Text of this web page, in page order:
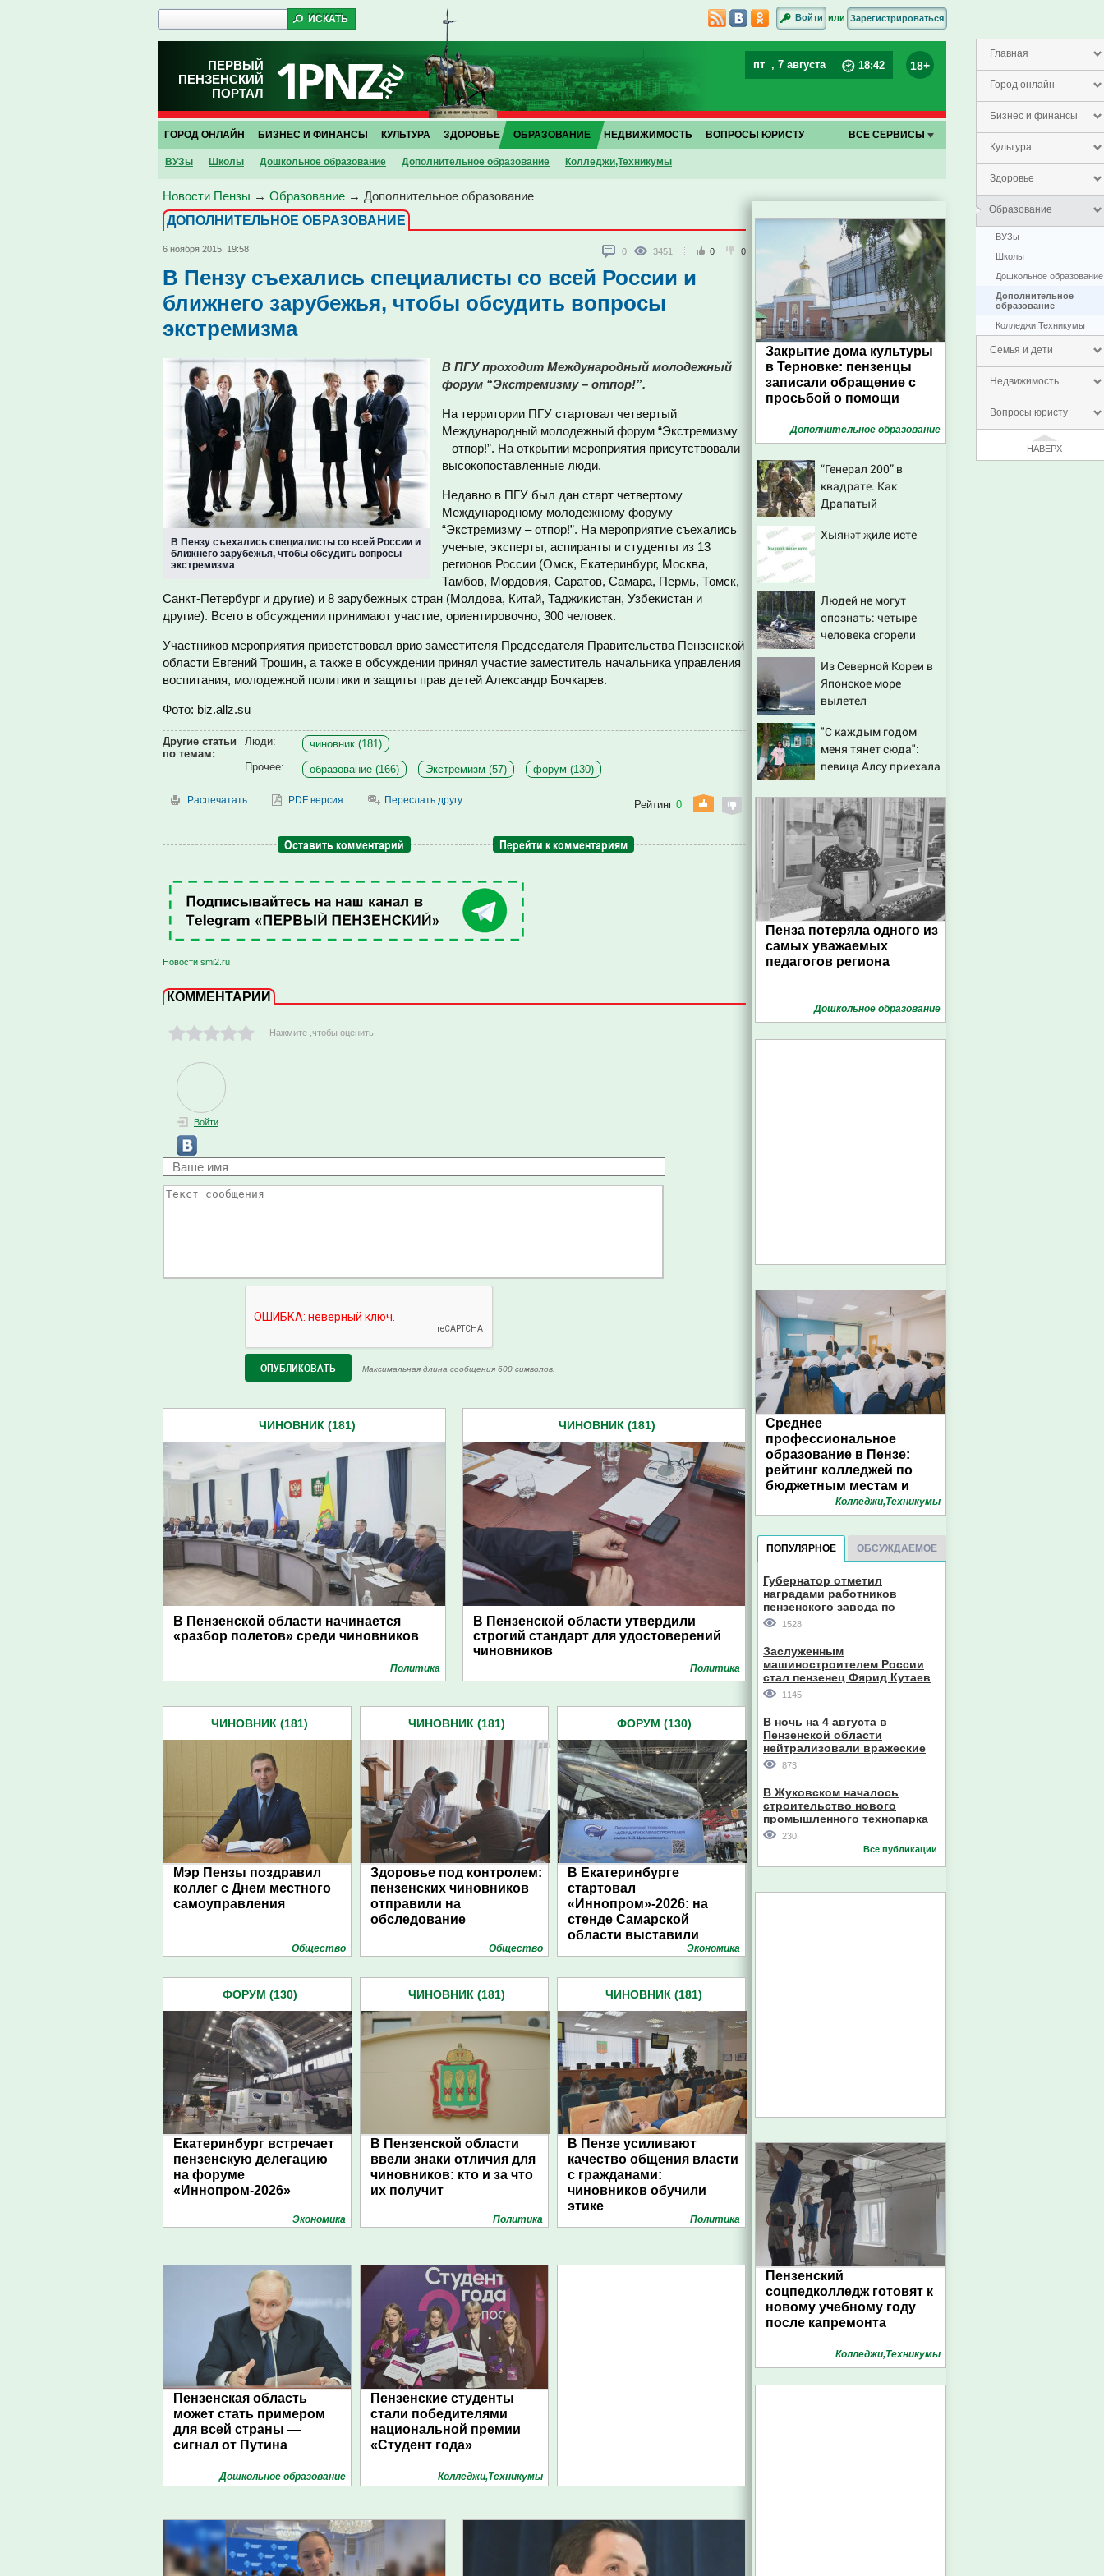
Главная
Город онлайн
Бизнес и финансы
Культура
Здоровье
Образование
ВУЗы
Школы
Дошкольное образование
Дополнительное
образование
Колледжи,Техникумы
Семья и дети
Недвижимость
Вопросы юристу
НАВЕРХ
Войти или Зарегистрироваться
ПЕРВЫЙ
ПЕНЗЕНСКИЙ
ПОРТАЛ
пт , 7 августа 18:42 18+
ГОРОД ОНЛАЙН БИЗНЕС И ФИНАНСЫ КУЛЬТУРА ЗДОРОВЬЕ ОБРАЗОВАНИЕ
ВУЗы Школы Дошкольное образование Дополнительное образование Колледжи,Техникумы
НЕДВИЖИМОСТЬ ВОПРОСЫ ЮРИСТУ ВСЕ СЕРВИСЫ
Новости Пензы → Образование → Дополнительное образование
ДОПОЛНИТЕЛЬНОЕ ОБРАЗОВАНИЕ
6 ноября 2015, 19:58 0 3451 0 0
В Пензу съехались специалисты со всей России и
ближнего зарубежья, чтобы обсудить вопросы
экстремизма
В Пензу съехались специалисты со всей России и
ближнего зарубежья, чтобы обсудить вопросы
экстремизма
В ПГУ проходит Международный молодежный
форум “Экстремизму – отпор!”.
На территории ПГУ стартовал четвертый
Международный молодежный форум “Экстремизму
– отпор!”. На открытии мероприятия присутствовали
высокопоставленные люди.
Недавно в ПГУ был дан старт четвертому
Международному молодежному форуму
“Экстремизму – отпор!”. На мероприятие съехались
ученые, эксперты, аспиранты и студенты из 13
регионов России (Омск, Екатеринбург, Москва,
Тамбов, Мордовия, Саратов, Самара, Пермь, Томск,
Санкт-Петербург и другие) и 8 зарубежных стран (Молдова, Китай, Таджикистан, Узбекистан и
другие). Всего в обсуждении принимают участие, ориентировочно, 300 человек.
Участников мероприятия приветствовал врио заместителя Председателя Правительства Пензенской
области Евгений Трошин, а также в обсуждении принял участие заместитель начальника управления
воспитания, молодежной политики и защиты прав детей Александр Бочкарев.
Фото: biz.allz.su
Другие статьи
по темам:
Люди:
чиновник (181)
Прочее:
образование (166) Экстремизм (57) форум (130)
Распечатать PDF версия Переслать другу Рейтинг 0
Оставить комментарий Перейти к комментариям
Новости smi2.ru
КОММЕНТАРИИ
- Нажмите ,чтобы оценить
Войти
Максимальная длина сообщения 600 символов.
ЧИНОВНИК (181)
В Пензенской области начинается
«разбор полетов» среди чиновников
Политика
ЧИНОВНИК (181)
В Пензенской области утвердили
строгий стандарт для удостоверений
чиновников
Политика
ЧИНОВНИК (181)
Мэр Пензы поздравил
коллег с Днем местного
самоуправления
Общество
ЧИНОВНИК (181)
Здоровье под контролем:
пензенских чиновников
отправили на
обследование
Общество
ФОРУМ (130)
В Екатеринбурге
стартовал
«Иннопром»-2026: на
стенде Самарской
области выставили
модель уникальногоЭкономика
ФОРУМ (130)
Екатеринбург встречает
пензенскую делегацию
на форуме
«Иннопром-2026»
Экономика
ЧИНОВНИК (181)
В Пензенской области
ввели знаки отличия для
чиновников: кто и за что
их получит
Политика
ЧИНОВНИК (181)
В Пензе усиливают
качество общения власти
с гражданами:
чиновников обучили
этике
Политика
Пензенская область
может стать примером
для всей страны —
сигнал от Путина
Дошкольное образование
Пензенские студенты
стали победителями
национальной премии
«Студент года»
Колледжи,Техникумы
Закрытие дома культуры
в Терновке: пензенцы
записали обращение с
просьбой о помощи
Дополнительное образование
“Генерал 200” в
квадрате. Как
Драпатый
Хыянәт җиле исте
Людей не могут
опознать: четыре
человека сгорели
ДТП на трассе
07/08/2026 – Новости
Из Северной Кореи в
Японское море
вылетел
"С каждым годом
меня тянет сюда":
певица Алсу приехала
где прошло ее детство
07/08/2026 – Новости
Пенза потеряла одного из
самых уважаемых
педагогов региона
Дошкольное образование
Среднее
профессиональное
образование в Пензе:
рейтинг колледжей по
бюджетным местам и
конкурсу. Инфографика
1pnz
Колледжи,Техникумы
ПОПУЛЯРНОЕ ОБСУЖДАЕМОЕ
Губернатор отметил
наградами работников
пензенского завода по
производству станков
1528
Заслуженным
машиностроителем России
стал пензенец Фярид Кутаев
1145
В ночь на 4 августа в
Пензенской области
нейтрализовали вражеские
дроны
873
В Жуковском началось
строительство нового
промышленного технопарка
230
Все публикации
Пензенский
соцпедколледж готовят к
новому учебному году
после капремонта
Колледжи,Техникумы